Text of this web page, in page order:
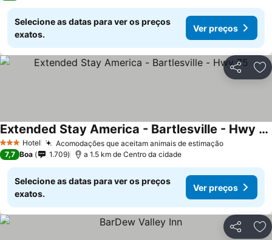
Selecione as datas para ver os preços
exatos.
Ver preços
Partilhar
3 EstrelasHotel Acomodações que aceitam animais de estimaçãoVer preços
Extended Stay America - Bartlesville - Hwy 75
Ver preços
7,7 Boa 1.709 a 1.5 km de Centro da cidade
Selecione as datas para ver os preços
exatos.
Ver preços
Partilhar